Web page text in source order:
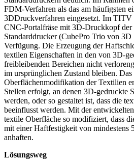
FDM-Verfahren als das am häufigsten
3DDruckverfahren eingesetzt. Im TITV
CNC-Portalfräse mit 3D-Druckkopf der
Standarddrucker (CubePro Trio von 3D
Verfügung. Die Erzeugung der
textilen Eigenschaften in den von 3D-
freibleibenden Bereichen nicht
im ursprünglichen Zustand bleiben. Das
Oberflächenmodifikation der Textilien
Stellen erfolgt, an denen 3D-gedruckte
werden, oder so gestaltet ist, dass die
beeinflusst werden. Mit der
textile Oberfläche so modifiziert, dass
mit einer Haftfestigkeit von mindestens
anhaften.
Lösungsweg